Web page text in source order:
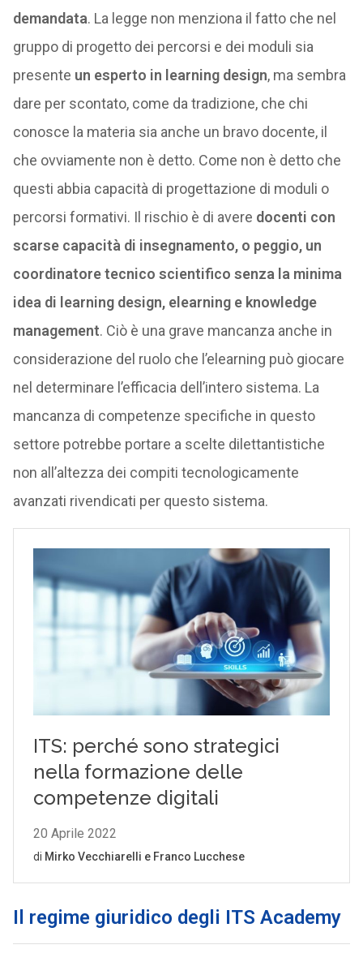
demandata. La legge non menziona il fatto che nel
gruppo di progetto dei percorsi e dei moduli sia
presente un esperto in learning design, ma sembra
dare per scontato, come da tradizione, che chi
conosce la materia sia anche un bravo docente, il
che ovviamente non è detto. Come non è detto che
questi abbia capacità di progettazione di moduli o
percorsi formativi. Il rischio è di avere docenti con
scarse capacità di insegnamento, o peggio, un
coordinatore tecnico scientifico senza la minima
idea di learning design, elearning e knowledge
management. Ciò è una grave mancanza anche in
considerazione del ruolo che l’elearning può giocare
nel determinare l’efficacia dell’intero sistema. La
mancanza di competenze specifiche in questo
settore potrebbe portare a scelte dilettantistiche
non all’altezza dei compiti tecnologicamente
avanzati rivendicati per questo sistema.
Il regime giuridico degli ITS Academy